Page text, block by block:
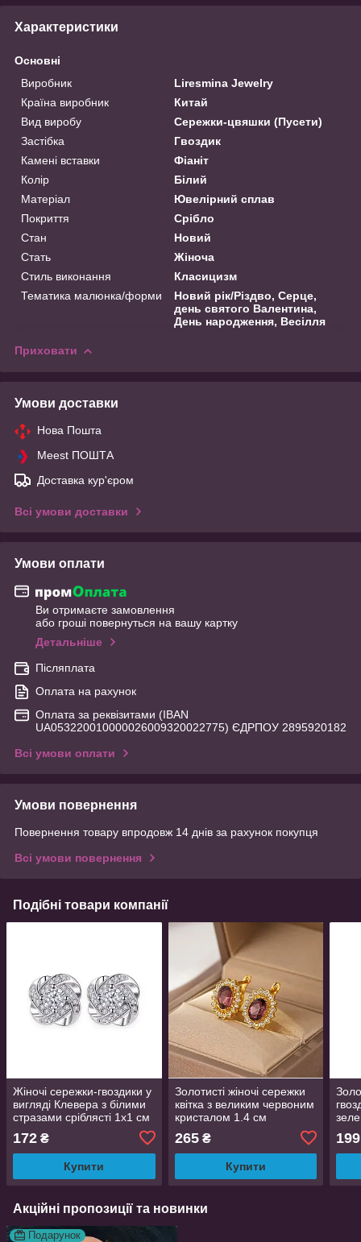
Характеристики
Основні
Виробник
Liresmina Jewelry
Країна виробник
Китай
Вид виробу
Сережки-цвяшки (Пусети)
Застібка
Гвоздик
Камені вставки
Фіаніт
Колір
Білий
Матеріал
Ювелірний сплав
Покриття
Срібло
Стан
Новий
Стать
Жіноча
Стиль виконання
Класицизм
Тематика малюнка/форми
Новий рік/Різдво, Серце,
день святого Валентина,
День народження, Весілля
Приховати
Умови доставки
Нова Пошта
Meest ПОШТА
Доставка кур'єром
Всі умови доставки
Умови оплати
Ви отримаєте замовлення
або гроші повернуться на вашу картку
Детальніше
Післяплата
Оплата на рахунок
Оплата за реквізитами (IBAN
UA053220010000026009320022775) ЄДРПОУ 2895920182
Всі умови оплати
Умови повернення
Повернення товару впродовж 14 днів за рахунок покупця
Всі умови повернення
Подібні товари компанії
Жіночі сережки-гвоздики у
вигляді Клевера з білими
стразами сріблясті 1х1 см
172 ₴
Купити
Золотисті жіночі сережки
квітка з великим червоним
кристалом 1.4 см
265₴
Купити
см
199
Акційні пропозиції та новинки
Подарунок